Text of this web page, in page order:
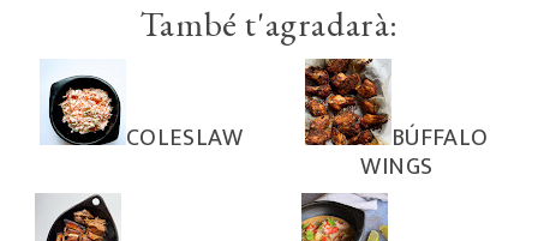
També t'agradarà:
COLESLAW BÚFFALO
WINGS